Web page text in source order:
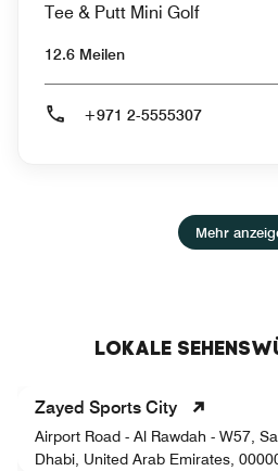
Tee & Putt Mini Golf
12.6 Meilen
+971 2-5555307
Mehr
LOKALE
Zayed Sports City
Airport Road - Al Rawdah - W57,
Dhabi, United Arab Emirates,